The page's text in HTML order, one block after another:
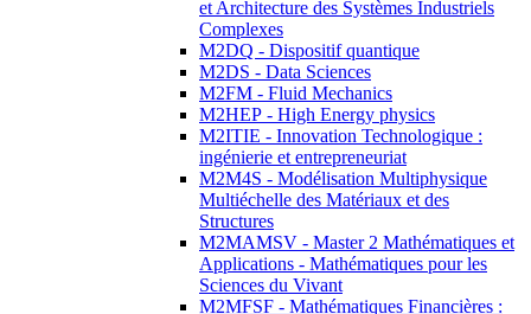
et Architecture des Systèmes Industriels
Complexes
M2DQ - Dispositif quantique
M2DS - Data Sciences
M2FM - Fluid Mechanics
M2HEP - High Energy physics
M2ITIE - Innovation Technologique :
ingénierie et entrepreneuriat
M2M4S - Modélisation Multiphysique
Multiéchelle des Matériaux et des
Structures
M2MAMSV - Master 2 Mathématiques et
Applications - Mathématiques pour les
Sciences du Vivant
M2MFSF - Mathématiques Financières :